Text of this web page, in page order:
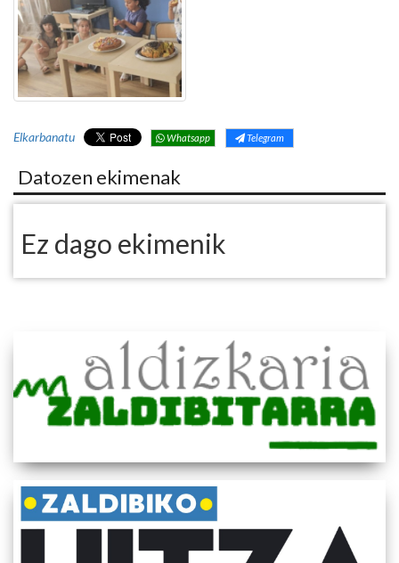
Elkarbanatu Whatsapp Telegram
Datozen ekimenak
Ez dago ekimenik